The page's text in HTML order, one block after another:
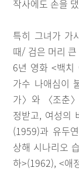
작사에도 손을
특히 그녀가 가
때/ 검은 머리
6년 영화 <백치
가수 나애심이
가〉와 〈조춘
정받고, 여성의
(1959)과 유두
상해 시나리오
하>(1962), <애